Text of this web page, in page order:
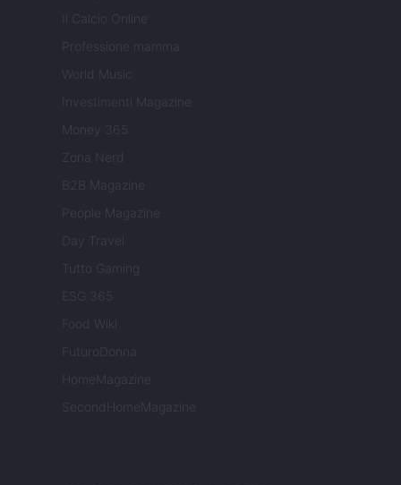
Il Calcio Online
Professione mamma
World Music
Investimenti Magazine
Money 365
Zona Nerd
B2B Magazine
People Magazine
Day Travel
Tutto Gaming
ESG 365
Food Wiki
FuturoDonna
HomeMagazine
SecondHomeMagazine